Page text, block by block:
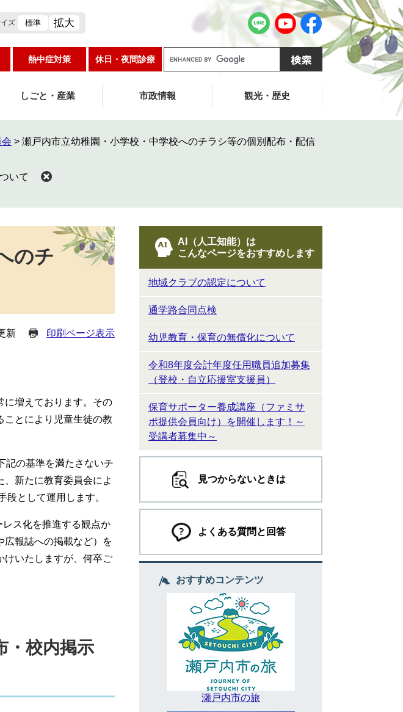
ズ 標準 拡大
熱中症対策 休日・夜間診療
g
e
ス
しごと・産業 市政情報 観光・歴史
> 瀬戸内市立幼稚園・小学校・中学校へのチラシ等の個別配布・配信
いて
のチ
新 印刷ページ表示
に増えております。その
ことにより児童生徒の教
記の基準を満たさないチ
新たに教育委員会によ
として運用します。
レス化を推進する観点か
広報誌への掲載など）を
けいたしますが、何卒ご
・校内掲示
AI（人工知能）は
こんなページをおすすめします
地域クラブの認定について
通学路合同点検
幼児教育・保育の無償化について
令和8年度会計年度任用職員追加募集
（登校・自立応援室支援員）
保育サポーター養成講座（ファミサ
ポ提供会員向け）を開催します！～
受講者募集中～
見つからないときは
よくある質問と回答
おすすめコンテンツ
瀬戸内市の旅